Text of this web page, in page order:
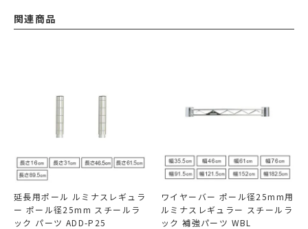
関連商品
延長用ポール ルミナスレギュラ
ー ポール径25mm スチールラ
ック パーツ ADD-P25
ワイヤーバー ポール径25mm用
ルミナスレギュラー スチールラ
ック 補強パーツ WBL